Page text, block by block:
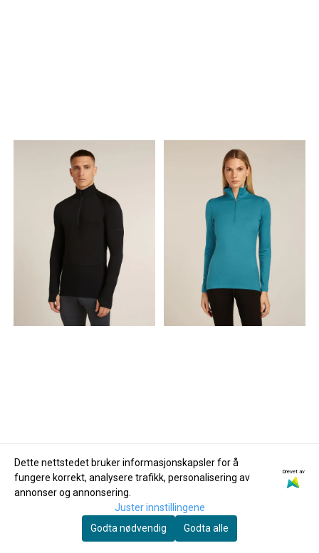
Icebreaker
Men's Merino 200
Icebreaker
Women's Merino 200
Oasis Long ...
1.100,-
Dette nettstedet bruker informasjonskapsler for å
fungere korrekt, analysere trafikk, personalisering av
annonser og annonsering.
Drevet av
Juster innstillingene
Godta nødvendig
Godta alle